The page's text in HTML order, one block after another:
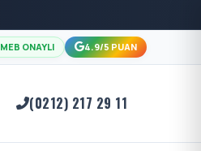
MEB ONAYLI 4.9/5 PUAN
(0212) 217 29 11